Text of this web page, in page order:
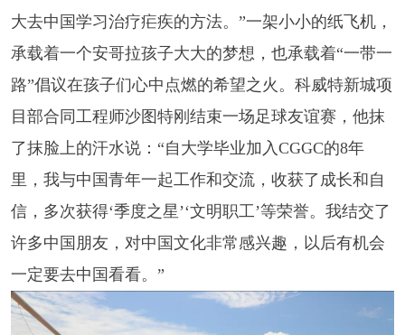
大去中国学习治疗疟疾的方法。”一架小小的纸飞机，
承载着一个安哥拉孩子大大的梦想，也承载着“一带一
路”倡议在孩子们心中点燃的希望之火。科威特新城项
目部合同工程师沙图特刚结束一场足球友谊赛，他抹
了抹脸上的汗水说：“自大学毕业加入CGGC的8年
里，我与中国青年一起工作和交流，收获了成长和自
信，多次获得‘季度之星’‘文明职工’等荣誉。我结交了
许多中国朋友，对中国文化非常感兴趣，以后有机会
一定要去中国看看。”